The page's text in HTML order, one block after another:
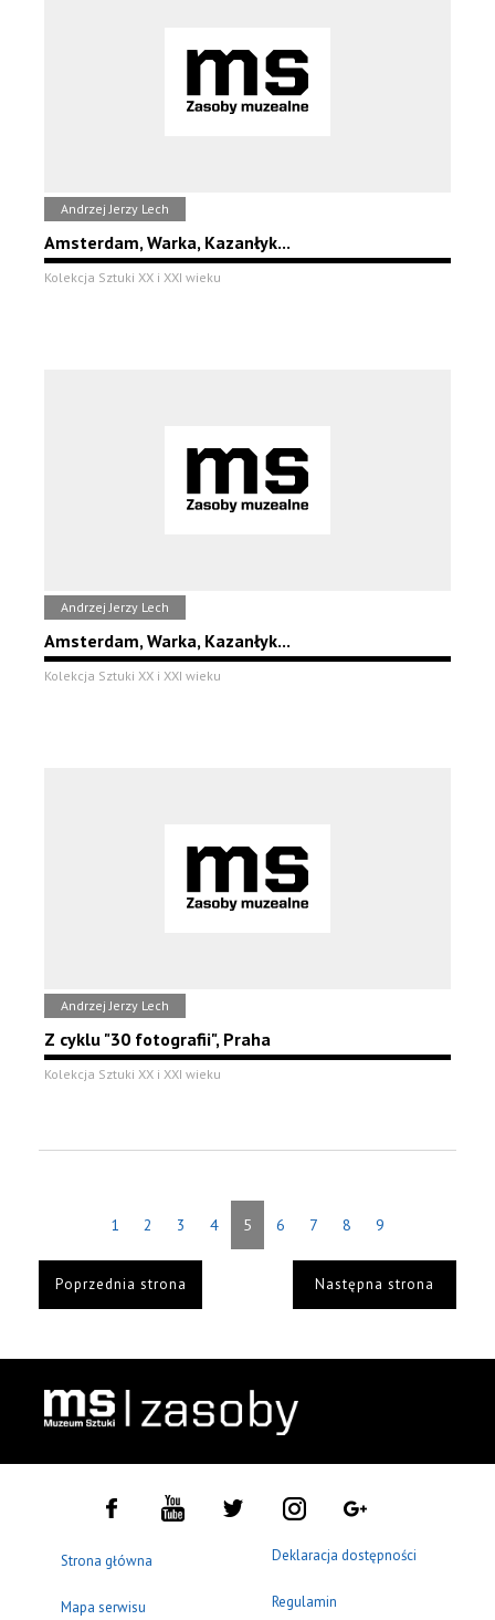
Andrzej Jerzy Lech
Amsterdam, Warka, Kazanłyk...
Kolekcja Sztuki XX i XXI wieku
Andrzej Jerzy Lech
Amsterdam, Warka, Kazanłyk...
Kolekcja Sztuki XX i XXI wieku
Andrzej Jerzy Lech
Z cyklu "30 fotografii", Praha
Kolekcja Sztuki XX i XXI wieku
1 2 3 4 5 6 7 8 9
Poprzednia strona Następna strona
Strona główna
Mapa serwisu
Deklaracja dostępności
Regulamin